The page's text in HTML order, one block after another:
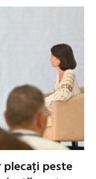
plecați peste